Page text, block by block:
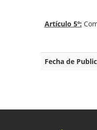
Artículo 5º:
Fecha de